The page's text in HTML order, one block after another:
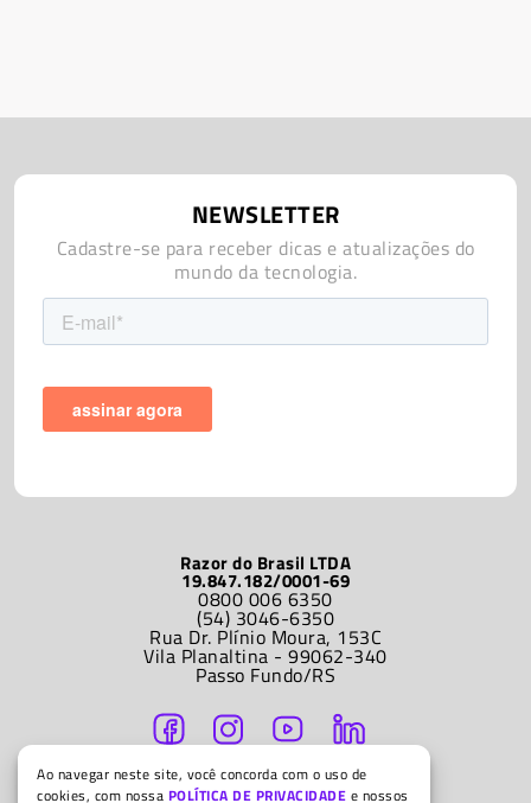
Razor do Brasil LTDA
19.847.182/0001-69
0800 006 6350
(54) 3046-6350
Rua Dr. Plínio Moura, 153C
Vila Planaltina - 99062-340
Passo Fundo/RS
ATENDIMENTO
NEWSLETTER
Cadastre-se para receber dicas e atualizações do
mundo da tecnologia.
Ao navegar neste site, você concorda com o uso de
cookies, com nossa POLÍTICA DE PRIVACIDADE e nossos